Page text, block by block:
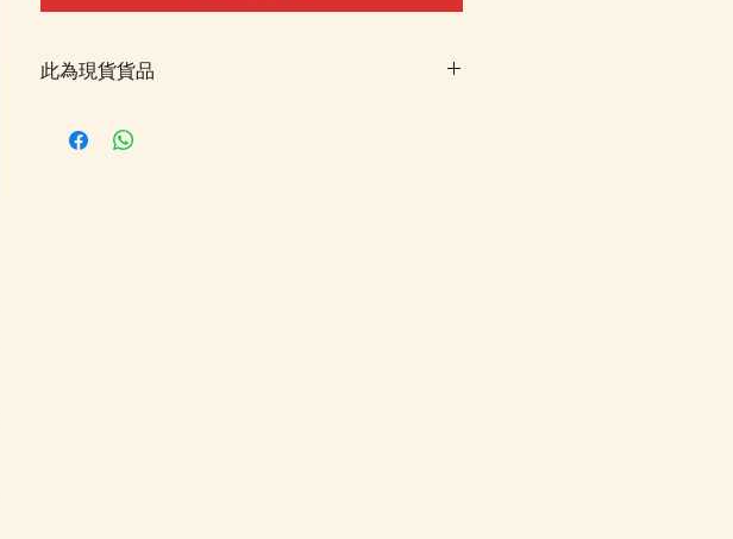
此為現貨貨品
統顯示為"無庫存"或 未能放入購物車時, 可以